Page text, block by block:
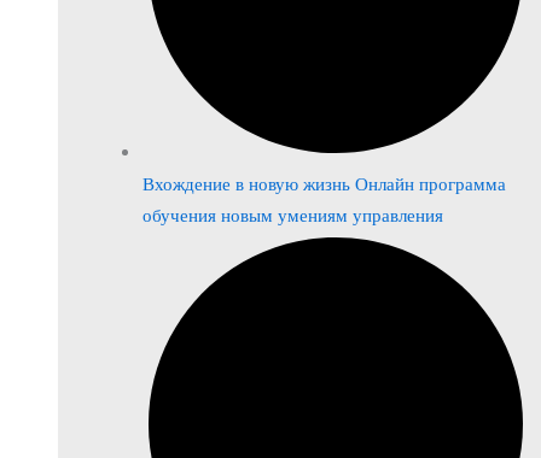
Вхождение в новую жизнь Онлайн программа
обучения новым умениям управления